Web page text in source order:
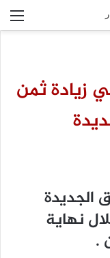
زيادة ثمن
نهاية
.